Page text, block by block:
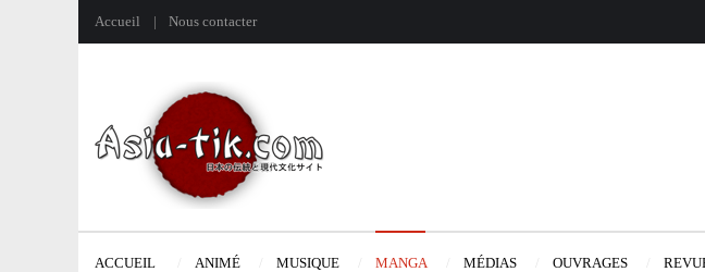
Accueil Nous contacter
ACCUEIL ANIMÉ MUSIQUE MANGA MÉDIAS OUVRAGES